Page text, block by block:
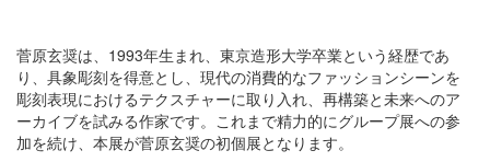
菅原玄奨は、1993年生まれ、東京造形大学卒業という経歴であ
り、具象彫刻を得意とし、現代の消費的なファッションシーンを
彫刻表現におけるテクスチャーに取り入れ、再構築と未来へのア
ーカイブを試みる作家です。これまで精力的にグループ展への参
加を続け、本展が菅原玄奨の初個展となります。